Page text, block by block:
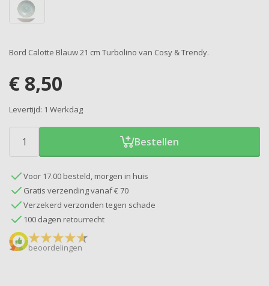
Bord Calotte Blauw 21 cm Turbolino van Cosy & Trendy.
€ 8,50
Levertijd: 1 Werkdag
Bestellen
Voor 17.00 besteld, morgen in huis
Gratis verzending vanaf € 70
Verzekerd verzonden tegen schade
100 dagen retourrecht
beoordelingen